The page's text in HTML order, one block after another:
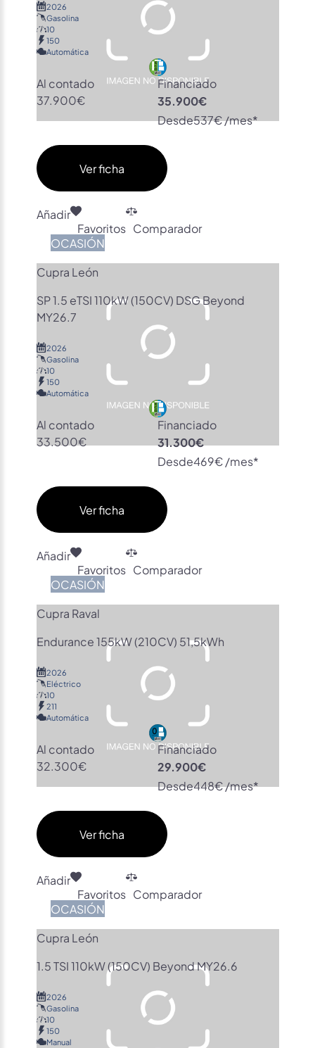
2026
Gasolina
10
150
Automática
Al contado
37.900€
Financiado
35.900€
Desde537€ /mes*
Ver ficha
Añadir
Favoritos Comparador
OCASIÓN
Cupra León
SP 1.5 eTSI 110kW (150CV) DSG Beyond
MY26.7
2026
Gasolina
10
150
Automática
Al contado
33.500€
Financiado
31.300€
Desde469€ /mes*
Ver ficha
Añadir
Favoritos Comparador
OCASIÓN
Cupra Raval
Endurance 155kW (210CV) 51,5kWh
2026
Eléctrico
10
211
Automática
Al contado
32.300€
Financiado
29.900€
Desde448€ /mes*
Ver ficha
Añadir
Favoritos Comparador
OCASIÓN
Cupra León
1.5 TSI 110kW (150CV) Beyond MY26.6
2026
Gasolina
10
150
Manual